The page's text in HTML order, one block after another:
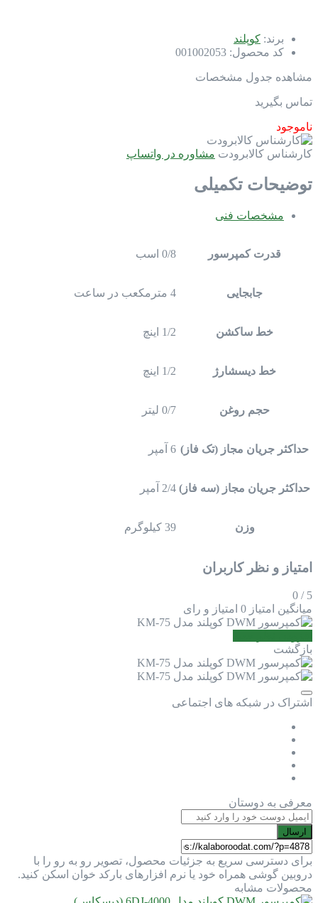
برند: کوپلند
کد محصول: 001002053
مشاهده جدول مشخصات
تماس بگیرید
ناموجود
کارشناس کالابرودت مشاوره در واتساپ
توضیحات تکمیلی
مشخصات فنی
قدرت کمپرسور 0/8 اسب
جابجایی 4 مترمکعب در ساعت
خط ساکشن 1/2 اینچ
خط دیسشارژ 1/2 اینچ
حجم روغن 0/7 لیتر
حداکثر جریان مجاز (تک فاز) 6 آمپر
حداکثر جریان مجاز (سه فاز) 2/4 آمپر
وزن 39 کیلوگرم
امتیاز و نظر کاربران
5
/
0
میانگین امتیاز 0 امتیاز و رای
بازگشت
اشتراک در شبکه های اجتماعی
معرفی به دوستان
ارسال
برای دسترسی سریع به جزئیات محصول، تصویر رو به رو را با
دروبین گوشی همراه خود یا نرم افزارهای بارکد خوان اسکن کنید.
محصولات مشابه